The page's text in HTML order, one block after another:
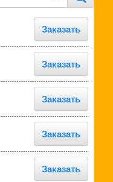
Заказать
Заказать
Заказать
Заказать
Заказать